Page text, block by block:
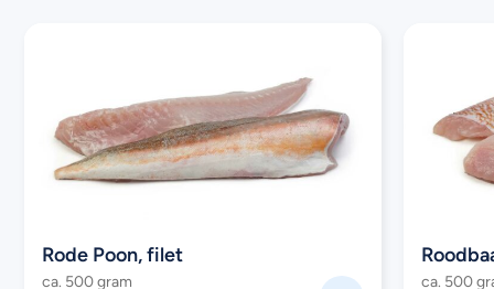
Rode Poon, filet
ca. 500 gram ca. 500